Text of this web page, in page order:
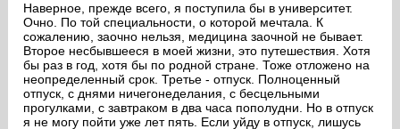
Наверное, прежде всего, я поступила бы в университет.
Очно. По той специальности, о которой мечтала. К
сожалению, заочно нельзя, медицина заочной не бывает.
Второе несбывшееся в моей жизни, это путешествия. Хотя
бы раз в год, хотя бы по родной стране. Тоже отложено на
неопределенный срок. Третье - отпуск. Полноценный
отпуск, с днями ничегонеделания, с бесцельными
прогулками, с завтраком в два часа пополудни. Но в отпуск
я не могу пойти уже лет пять. Если уйду в отпуск, лишусь